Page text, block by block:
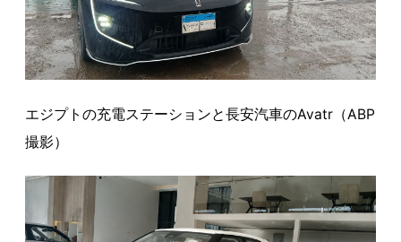
エジプトの充電ステーションと長安汽車のAvatr（ABP
撮影）